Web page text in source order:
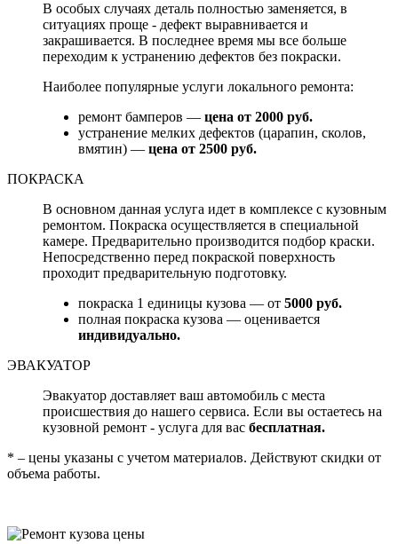
В особых случаях деталь полностью заменяется, в
ситуациях проще - дефект выравнивается и
закрашивается. В последнее время мы все больше
переходим к устранению дефектов без покраски.
Наиболее популярные услуги локального ремонта:
ремонт бамперов — цена от 2000 руб.
устранение мелких дефектов (царапин, сколов,
вмятин) — цена от 2500 руб.
ПОКРАСКА
В основном данная услуга идет в комплексе с кузовным
ремонтом. Покраска осуществляется в специальной
камере. Предварительно производится подбор краски.
Непосредственно перед покраской поверхность
проходит предварительную подготовку.
покраска 1 единицы кузова — от 5000 руб.
полная покраска кузова — оценивается
индивидуально.
ЭВАКУАТОР
Эвакуатор доставляет ваш автомобиль с места
происшествия до нашего сервиса. Если вы остаетесь на
кузовной ремонт - услуга для вас бесплатная.
* – цены указаны с учетом материалов. Действуют скидки от
объема работы.